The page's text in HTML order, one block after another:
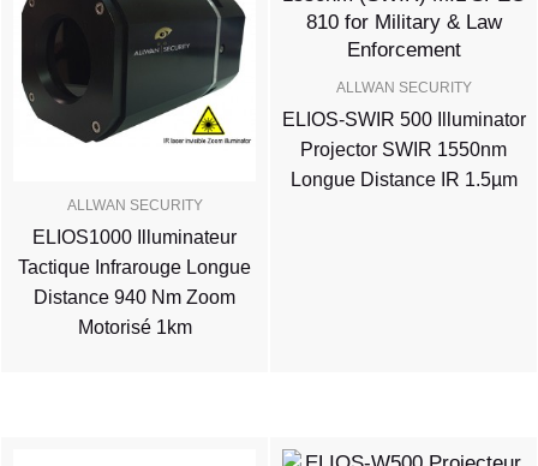
ALLWAN SECURITY
ELIOS1000 Illuminateur
Tactique Infrarouge Longue
Distance 940 Nm Zoom
Motorisé 1km
ALLWAN SECURITY
ELIOS-SWIR 500 Illuminator
Projector SWIR 1550nm
Longue Distance IR 1.5µm